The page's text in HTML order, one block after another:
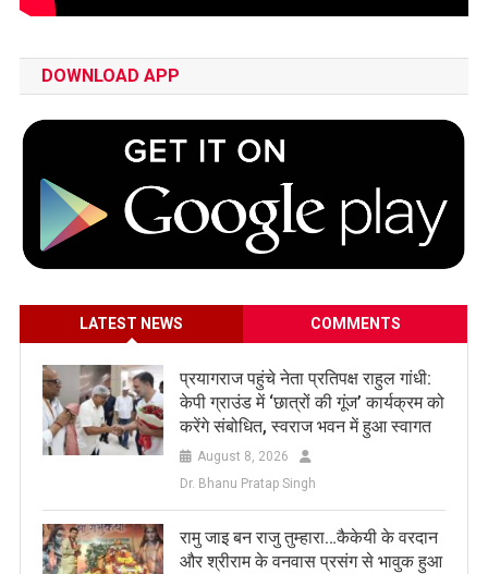
DOWNLOAD APP
LATEST NEWS COMMENTS
प्रयागराज पहुंचे नेता प्रतिपक्ष राहुल गांधी:
केपी ग्राउंड में ‘छात्रों की गूंज’ कार्यक्रम को
करेंगे संबोधित, स्वराज भवन में हुआ स्वागत
August 8, 2026
Dr. Bhanu Pratap Singh
रामु जाइ बन राजु तुम्हारा…कैकेयी के वरदान
और श्रीराम के वनवास प्रसंग से भावुक हुआ